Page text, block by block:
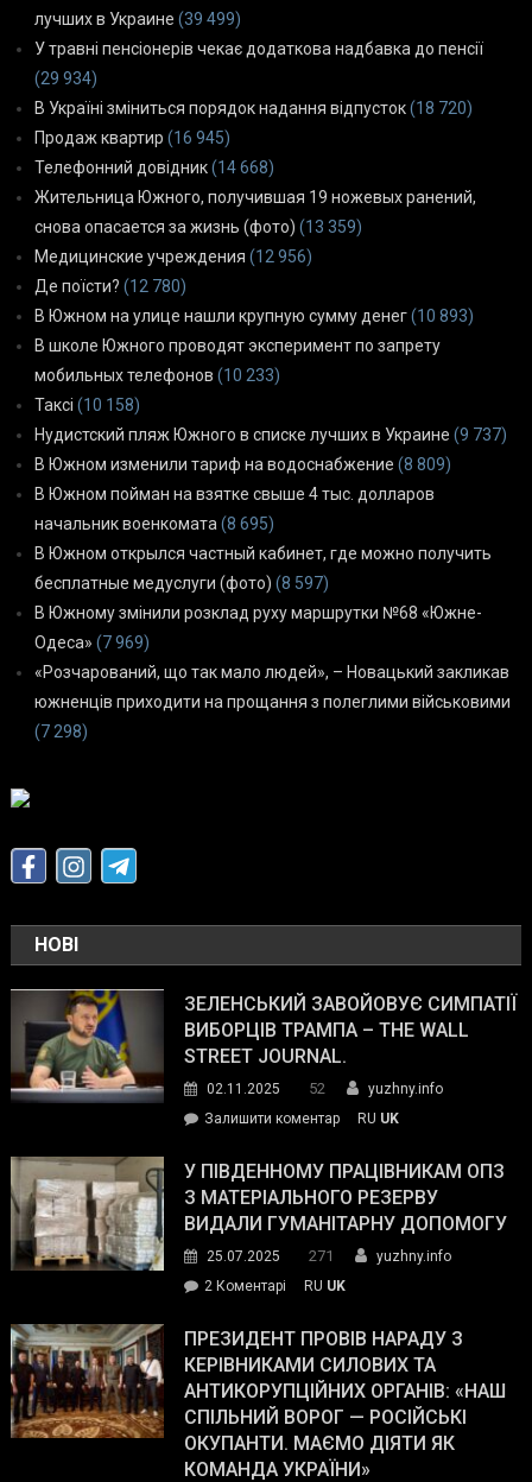
лучших в Украине (39 499)
У травні пенсіонерів чекає додаткова надбавка до пенсії
(29 934)
В Україні зміниться порядок надання відпусток(18 720)
Продаж квартир (16 945)
Телефонний довідник(14 668)
Жительница Южного, получившая 19 ножевых ранений,
снова опасается за жизнь (фото) (13 359)
Медицинские учреждения (12 956)
Де поїсти? (12 780)
В Южном на улице нашли крупную сумму денег(10 893)
В школе Южного проводят эксперимент по запрету
мобильных телефонов (10 233)
Таксі (10 158)
Нудистский пляж Южного в списке лучших в Украине (9 737)
В Южном изменили тариф на водоснабжение (8 809)
В Южном пойман на взятке свыше 4 тыс. долларов
начальник военкомата (8 695)
В Южном открылся частный кабинет, где можно получить
бесплатные медуслуги (фото) (8 597)
В Южному змінили розклад руху маршрутки №68 «Южне-
Одеса» (7 969)
«Розчарований, що так мало людей», – Новацький закликав
южненців приходити на прощання з полеглими військовими
(7 298)
НОВІ
ЗЕЛЕНСЬКИЙ ЗАВОЙОВУЄ СИМПАТІЇ
ВИБОРЦІВ ТРАМПА – THE WALL
STREET JOURNAL.
02.11.2025 52
yuzhny.info
Залишити коментарon
завойовує
симпатії
виборців
The
Street
Journal.
RU UK
У ПІВДЕННОМУ ПРАЦІВНИКАМ ОПЗ
З МАТЕРІАЛЬНОГО РЕЗЕРВУ
ВИДАЛИ ГУМАНІТАРНУ ДОПОМОГУ
25.07.2025 271
yuzhny.info
2 Коментарі
Південному
працівникам
ОПЗ
з
матеріального
резерву
RU UK
ПРЕЗИДЕНТ ПРОВІВ НАРАДУ З
КЕРІВНИКАМИ СИЛОВИХ ТА
АНТИКОРУПЦІЙНИХ ОРГАНІВ: «НАШ
СПІЛЬНИЙ ВОРОГ — РОСІЙСЬКІ
ОКУПАНТИ. МАЄМО ДІЯТИ ЯК
КОМАНДА УКРАЇНИ»